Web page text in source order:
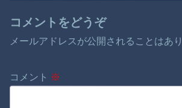
コメントをどうぞ
メールアドレスが公開されることはあり
コメント ※